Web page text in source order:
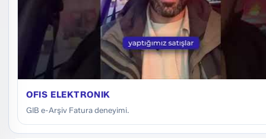
OFIS ELEKTRONIK
GIB e-Arşiv Fatura deneyimi.